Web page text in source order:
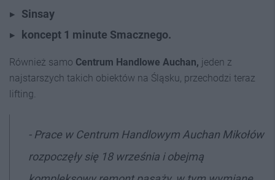
Sinsay
koncept 1 minute Smacznego.
Również samo Centrum Handlowe Auchan, jeden z
najstarszych takich obiektów na Śląsku, przechodzi teraz
lifting.
- Prace w Centrum Handlowym Auchan Mikołów
rozpoczęły się 18 września i obejmą